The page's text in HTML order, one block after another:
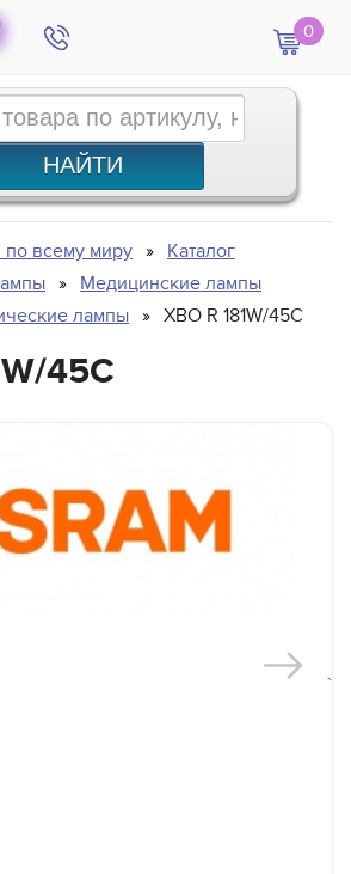
0
по всему миру
Каталог
Медицинские лампы
лампы
XBO R 181W/45C
45C
`